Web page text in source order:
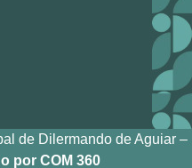
de Dilermando de Aguiar –
por COM 360